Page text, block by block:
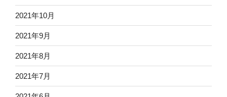
2021年10月
2021年9月
2021年8月
2021年7月